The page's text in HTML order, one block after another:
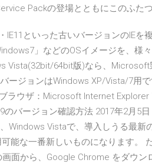
Packの登場とともにこのふた
IE11といった古いバージョンのIE
」などのOSイメージを、様
Vista(32bit/64bit版)なら、Microsoft
ージョンはWindows XP/Vista/7用で
ラウザ：Microsoft Internet
のバージョン確認方法 2017年2月5
Windows Vistaで、導入しうる最
能な一番新しいものになります。
面から、Google Chrome をダウ